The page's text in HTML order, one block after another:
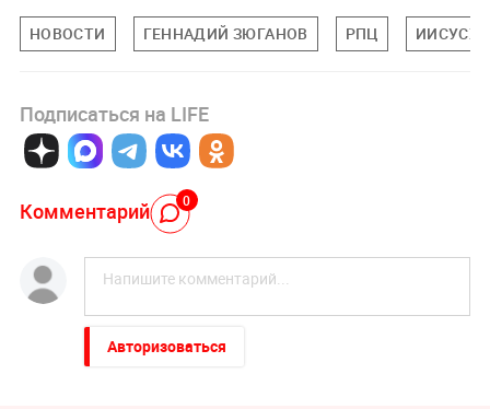
НОВОСТИ ГЕННАДИЙ ЗЮГАНОВ РПЦ
Подписаться на LIFE
Комментарий 0
Авторизоваться